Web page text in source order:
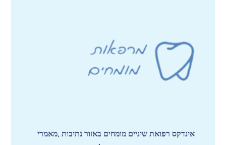
אינדקס רפואת שיניים מומחים באזור נתיבות ,מאמרי